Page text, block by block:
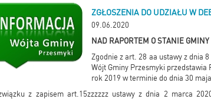
ZGŁOSZENIA DO UDZIAŁU W
09.06.2020
NAD RAPORTEM O STANIE
Zgodnie z art. 28 aa ustawy z dnia
Wójt Gminy Przesmyki przedstawia
rok 2019 w terminie do dnia 30
z zapisem art.15zzzzzz ustawy z dnia 2 marca